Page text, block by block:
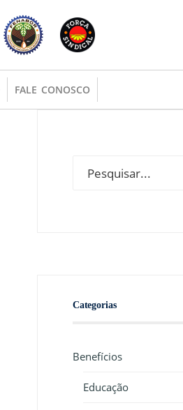
FALE CONOSCO
Categorias
Benefícios
Educação